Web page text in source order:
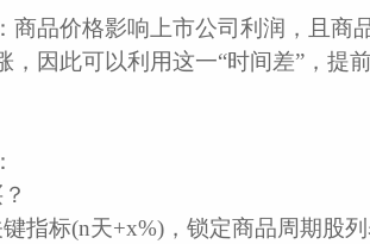
商品价格影响上市公司利润，且商
，因此可以利用这一“时间差”，提
指标(n天+x%)，锁定商品周期股